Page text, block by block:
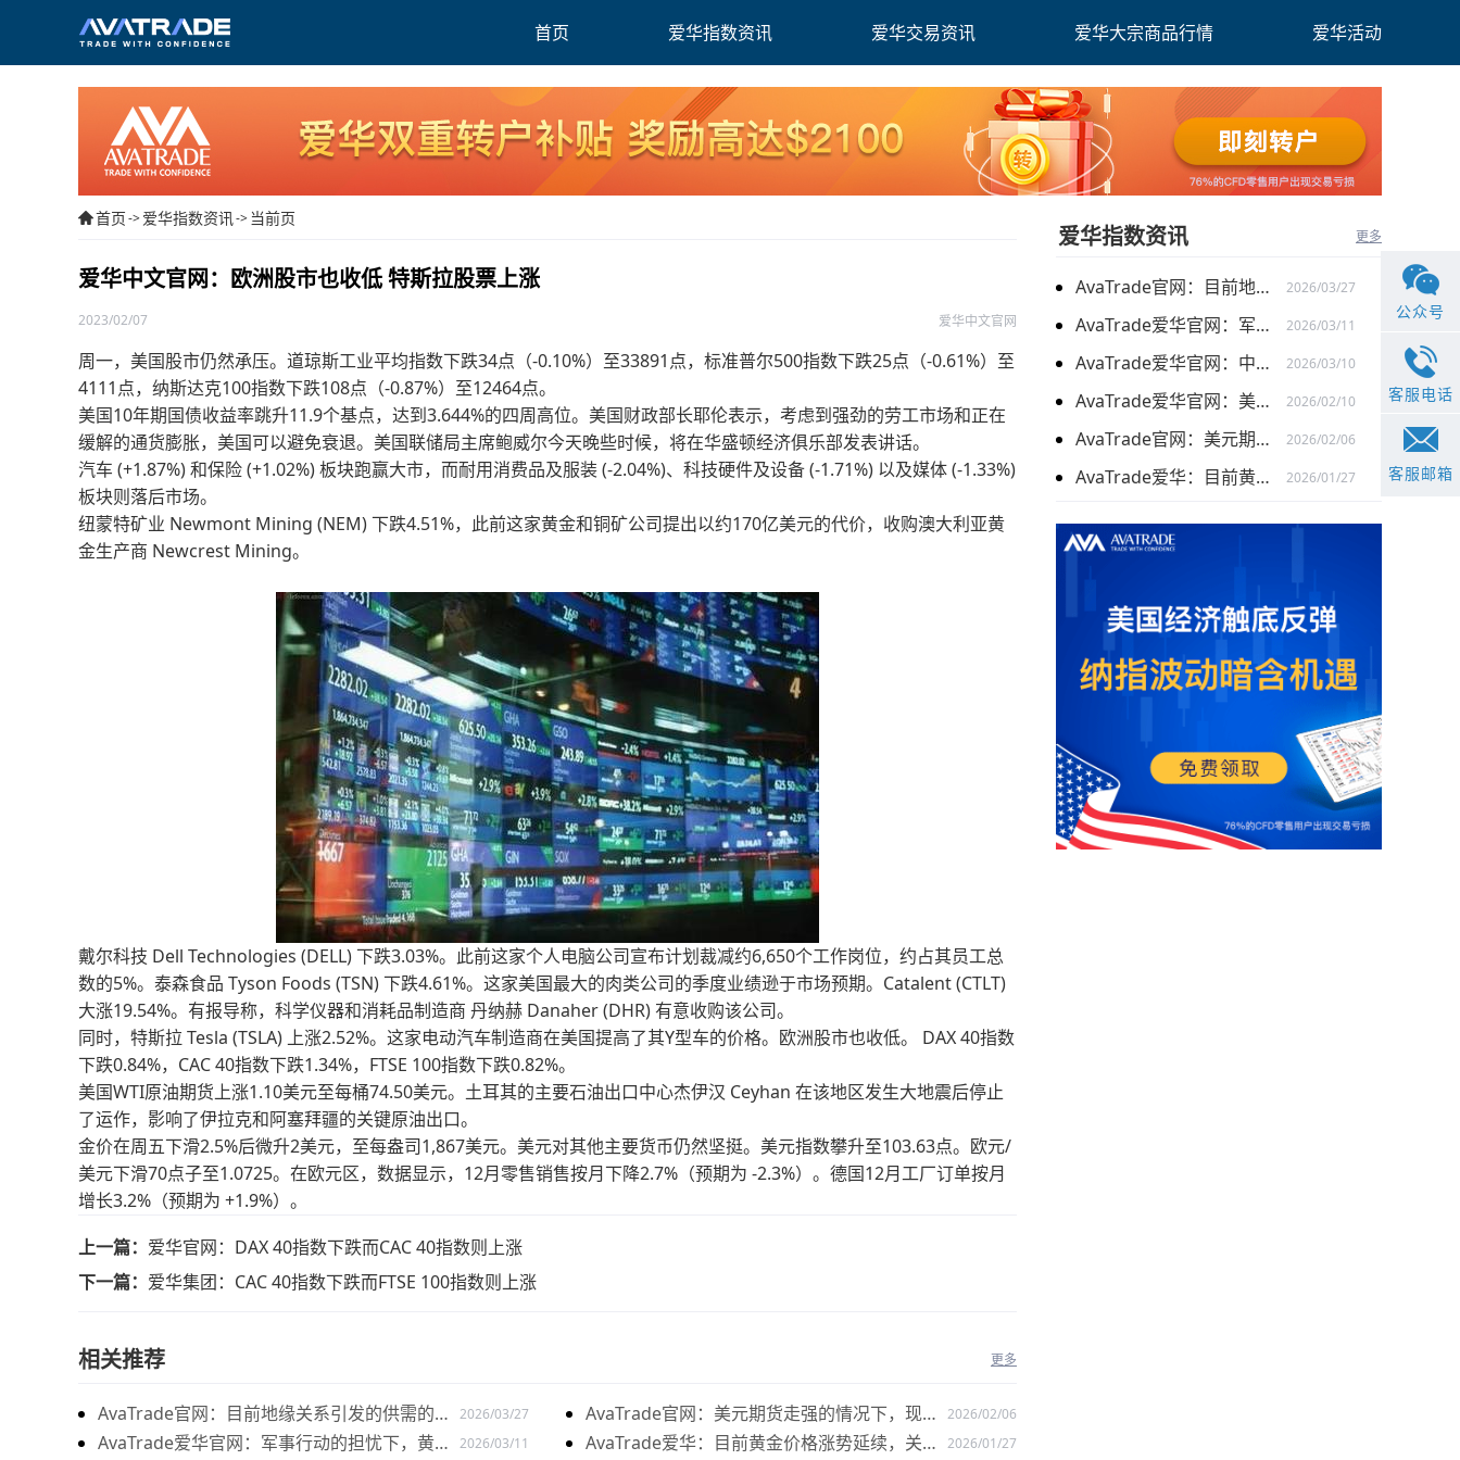
首页 爱华指数资讯 爱华交易资讯 爱华大宗商品行情 爱华活动
首页->爱华指数资讯-> 当前页
爱华中文官网：欧洲股市也收低 特斯拉股票上涨
2023/02/07 爱华中文官网
周一，美国股市仍然承压。道琼斯工业平均指数下跌34点（-0.10%）至33891点，标准普尔500指数下跌25点（-0.61%）至
4111点，纳斯达克100指数下跌108点（-0.87%）至12464点。
美国10年期国债收益率跳升11.9个基点，达到3.644%的四周高位。美国财政部长耶伦表示，考虑到强劲的劳工市场和正在
缓解的通货膨胀，美国可以避免衰退。美国联储局主席鲍威尔今天晚些时候，将在华盛顿经济俱乐部发表讲话。
汽车 (+1.87%) 和保险 (+1.02%) 板块跑赢大市，而耐用消费品及服装 (-2.04%)、科技硬件及设备 (-1.71%) 以及媒体 (-1.33%)
板块则落后市场。
纽蒙特矿业 Newmont Mining (NEM) 下跌4.51%，此前这家黄金和铜矿公司提出以约170亿美元的代价，收购澳大利亚黄
金生产商 Newcrest Mining。
戴尔科技 Dell Technologies (DELL) 下跌3.03%。此前这家个人电脑公司宣布计划裁减约6,650个工作岗位，约占其员工总
数的5%。泰森食品 Tyson Foods (TSN) 下跌4.61%。这家美国最大的肉类公司的季度业绩逊于市场预期。Catalent (CTLT)
大涨19.54%。有报导称，科学仪器和消耗品制造商 丹纳赫 Danaher (DHR) 有意收购该公司。
同时，特斯拉 Tesla (TSLA) 上涨2.52%。这家电动汽车制造商在美国提高了其Y型车的价格。欧洲股市也收低。 DAX 40指数
下跌0.84%，CAC 40指数下跌1.34%，FTSE 100指数下跌0.82%。
美国WTI原油期货上涨1.10美元至每桶74.50美元。土耳其的主要石油出口中心杰伊汉 Ceyhan 在该地区发生大地震后停止
了运作，影响了伊拉克和阿塞拜疆的关键原油出口。
金价在周五下滑2.5%后微升2美元，至每盎司1,867美元。美元对其他主要货币仍然坚挺。美元指数攀升至103.63点。欧元/
美元下滑70点子至1.0725。在欧元区，数据显示，12月零售销售按月下降2.7%（预期为 -2.3%）。德国12月工厂订单按月
增长3.2%（预期为 +1.9%）。
上一篇： 爱华官网：DAX 40指数下跌而CAC 40指数则上涨
下一篇： 爱华集团：CAC 40指数下跌而FTSE 100指数则上涨
相关推荐 更多
AvaTrade官网：目前地缘关系引发的供需的变
化，带来的燃料油价格持续上涨
2026/03/27
AvaTrade爱华官网：军事行动的担忧下，黄金 2026/03/11
AvaTrade官网：美元期货走强的情况下，现货
黄金价格探底回升
2026/02/06
AvaTrade爱华：目前黄金价格涨势延续，关注 2026/01/27
爱华指数资讯 更多
AvaTrade官网：目前地缘关系引发的供需的变化，带来的燃料油价格持续上涨 2026/03/27
AvaTrade爱华官网：军事行动的担忧下，黄金价格持续上涨 2026/03/11
AvaTrade爱华官网：中东局势以及避险需求下，黄金价格走势稳健 2026/03/10
AvaTrade爱华官网：美元走弱以及就业数据疲软，美股三大指数集体上涨 2026/02/10
AvaTrade官网：美元期货走强的情况下，现货黄金价格探底回升 2026/02/06
AvaTrade爱华：目前黄金价格涨势延续，关注全球市场变化 2026/01/27
公众号
客服电话
客服邮箱